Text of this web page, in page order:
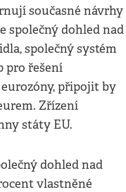
současné návrhy
společný dohled nad
společný systém
pro řešení
připojit by
Zřízení
státy EU.
dohled nad
vlastněné